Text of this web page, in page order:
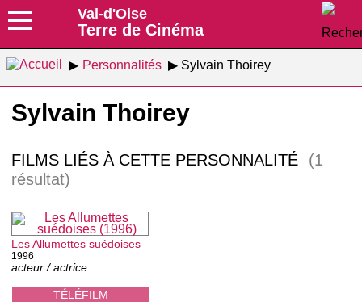
Val-d'Oise
Terre de Cinéma
Personnalités Sylvain Thoirey
Sylvain Thoirey
FILMS LIÉS À CETTE PERSONNALITÉ
(1
résultat)
TÉLÉFILM
Les Allumettes suédoises
1996
acteur / actrice